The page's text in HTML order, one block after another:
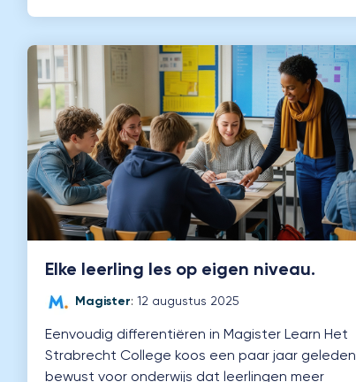
Elke leerling les op eigen niveau.
Magister: 12 augustus 2025
Eenvoudig differentiëren in Magister Learn Het
Strabrecht College koos een paar jaar geleden
bewust voor onderwijs dat leerlingen meer